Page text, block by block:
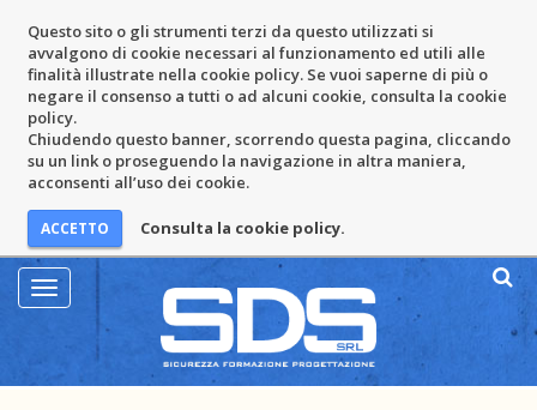
Questo sito o gli strumenti terzi da questo utilizzati si
avvalgono di cookie necessari al funzionamento ed utili alle
finalità illustrate nella cookie policy. Se vuoi saperne di più o
negare il consenso a tutti o ad alcuni cookie, consulta la cookie
policy.
Chiudendo questo banner, scorrendo questa pagina, cliccando
su un link o proseguendo la navigazione in altra maniera,
acconsenti all’uso dei cookie.
Consulta la cookie policy.
Mostra
Menu